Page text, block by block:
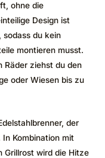
ohne die
Design ist
sodass du kein
montieren musst.
Räder ziehst du den
oder Wiesen bis zu
der
Kombination mit
Grillrost wird die Hitze